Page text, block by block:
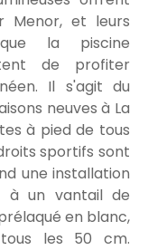
Menor, et leurs
la piscine
de profiter
Il s'agit du
neuves à La
à pied de tous
sportifs sont
une installation
à un vantail de
en blanc,
les 50 cm.